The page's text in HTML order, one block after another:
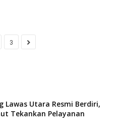
3
Lawas Utara Resmi Berdiri,
Tekankan Pelayanan